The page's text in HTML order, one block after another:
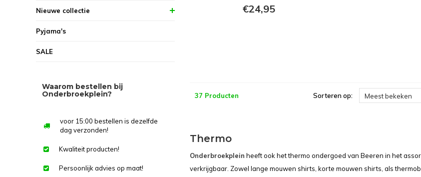
Nieuwe collectie
Pyjama's
SALE
Waarom bestellen bij
Onderbroekplein?
voor 15:00 bestellen is dezelfde
dag verzonden!
Kwaliteit producten!
Persoonlijk advies op maat!
€24,95
37 Producten Sorteren op: Meest bekeken
Thermo
Onderbroekplein heeft ook het thermo ondergoed van Beeren in het
verkrijgbaar. Zowel lange mouwen shirts, korte mouwen shirts, als